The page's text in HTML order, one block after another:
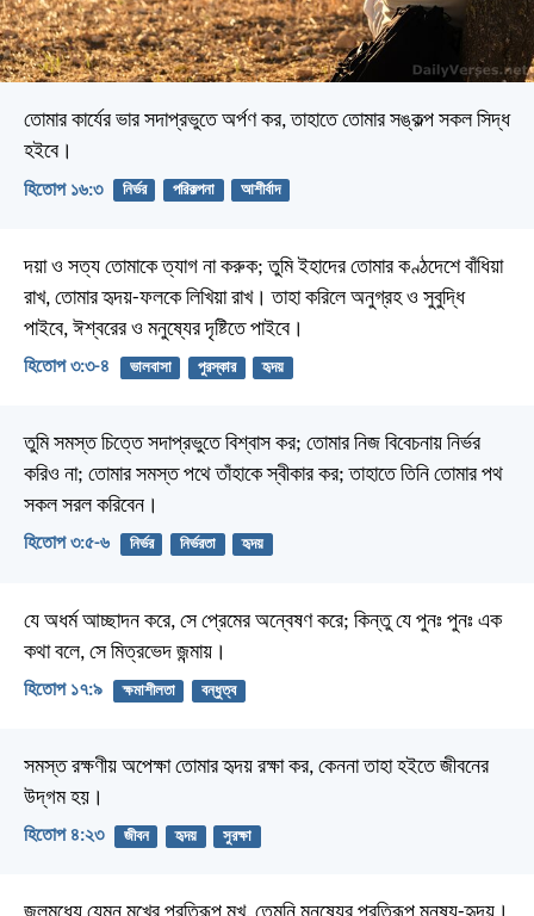
তোমার কার্যের ভার সদাপ্রভুতে অর্পণ কর,তাহাতে তোমার সঙ্কল্প সকল সিদ্ধ
হইবে।
হিতোপ ১৬:৩ নির্ভর পরিকল্পনা আশীর্বাদ
দয়া ও সত্য তোমাকে ত্যাগ না করুক; তুমি ইহাদের তোমার কণ্ঠদেশে বাঁধিয়া
রাখ, তোমার হৃদয়-ফলকে লিখিয়া রাখ। তাহা করিলে অনুগ্রহ ও সুবুদ্ধি
পাইবে, ঈশ্বরের ও মনুষ্যের দৃষ্টিতে পাইবে।
হিতোপ ৩:৩-৪ ভালবাসা পুরস্কার হৃদয়
তুমি সমস্ত চিত্তে সদাপ্রভুতে বিশ্বাস কর; তোমার নিজ বিবেচনায় নির্ভর
করিও না; তোমার সমস্ত পথে তাঁহাকে স্বীকার কর; তাহাতে তিনি তোমার পথ
সকল সরল করিবেন।
হিতোপ ৩:৫-৬ নির্ভর নির্ভরতা হৃদয়
যে অধর্ম আচ্ছাদন করে, সে প্রেমের অন্বেষণ করে; কিন্তু যে পুনঃ পুনঃ এক
কথা বলে, সে মিত্রভেদ জন্মায়।
হিতোপ ১৭:৯ ক্ষমাশীলতা বন্ধুত্ব
সমস্ত রক্ষণীয় অপেক্ষা তোমার হৃদয় রক্ষা কর, কেননা তাহা হইতে জীবনের
উদ্‌গম হয়।
হিতোপ ৪:২৩ জীবন হৃদয় সুরক্ষা